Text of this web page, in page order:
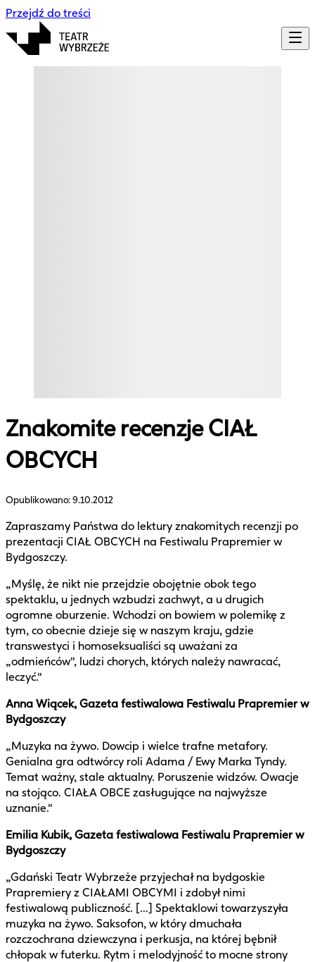
Przejdź do treści
Znakomite recenzje CIAŁ
OBCYCH
Opublikowano:9.10.2012
Zapraszamy Państwa do lektury znakomitych recenzji po
prezentacji CIAŁ OBCYCH na Festiwalu Prapremier w
Bydgoszczy.
„Myślę, że nikt nie przejdzie obojętnie obok tego
spektaklu, u jednych wzbudzi zachwyt, a u drugich
ogromne oburzenie. Wchodzi on bowiem w polemikę z
tym, co obecnie dzieje się w naszym kraju, gdzie
transwestyci i homoseksualiści są uważani za
„odmieńców", ludzi chorych, których należy nawracać,
leczyć."
Anna Wiącek, Gazeta festiwalowa Festiwalu Prapremier w
Bydgoszczy
„Muzyka na żywo. Dowcip i wielce trafne metafory.
Genialna gra odtwórcy roli Adama / Ewy Marka Tyndy.
Temat ważny, stale aktualny. Poruszenie widzów. Owacje
na stojąco. CIAŁA OBCE zasługujące na najwyższe
uznanie."
Emilia Kubik, Gazeta festiwalowa Festiwalu Prapremier w
Bydgoszczy
„Gdański Teatr Wybrzeże przyjechał na bydgoskie
Prapremiery z CIAŁAMI OBCYMI i zdobył nimi
festiwalową publiczność. [...] Spektaklowi towarzyszyła
muzyka na żywo. Saksofon, w który dmuchała
rozczochrana dziewczyna i perkusja, na której bębnił
chłopak w futerku. Rytm i melodyjność to mocne strony